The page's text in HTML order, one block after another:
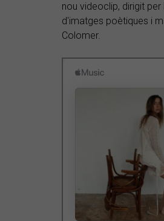
nou videoclip, dirigit
d'imatges poètiques i
Colomer.